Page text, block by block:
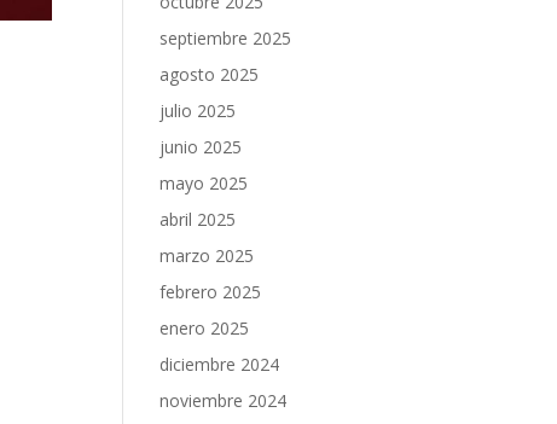
septiembre 2025
agosto 2025
julio 2025
junio 2025
mayo 2025
abril 2025
marzo 2025
febrero 2025
enero 2025
diciembre 2024
noviembre 2024